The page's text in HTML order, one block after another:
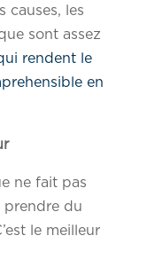
causes, les
sont assez
rendent le
en
ne fait pas
prendre du
le meilleur